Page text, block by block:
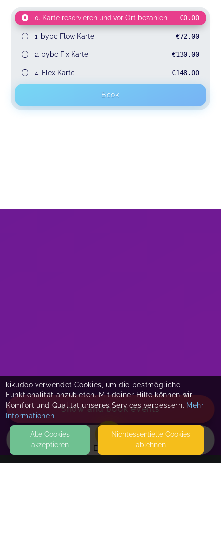
EVENTS
0. Karte reservieren und vor Ort bezahlen €0.00
1. bybc Flow Karte €72.00
2. bybc Fix Karte €130.00
4. Flex Karte €148.00
Book
Show and book events
kikudoo verwendet Cookies, um die bestmögliche
Funktionalität anzubieten. Mit deiner Hilfe können wir
Komfort und Qualität unseres Services verbessern. Mehr
Informationen
Alle Cookies
akzeptieren
Nicht­essentielle Cookies
ablehnen